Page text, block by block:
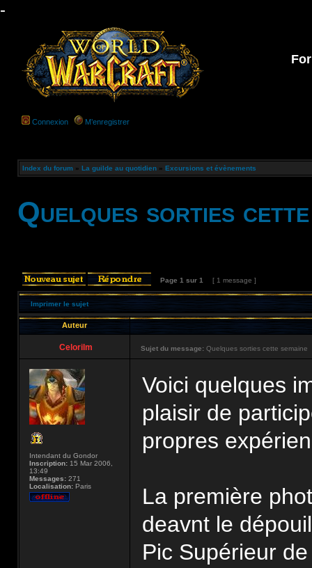
-
Connexion M’enregistrer
Index du forum » La guilde au quotidien » Excursions et évènements
Quelques sorties cette
Page 1 sur 1 [ 1 message ]
Imprimer le sujet
Auteur
Celorilm Sujet du message: Quelques sorties cette semaine
Intendant du Gondor
Inscription: 15 Mar 2006,
13:49
Messages: 271
Localisation: Paris
Voici quelques
plaisir de
propres
La première
deavnt le
Pic Supérieur